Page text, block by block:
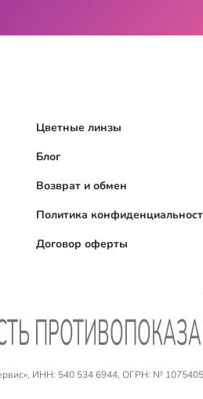
Цветные линзы
Блог
Возврат и обмен
Политика
Договор оферты
ИНН: 540 534 6944, ОГРН: №